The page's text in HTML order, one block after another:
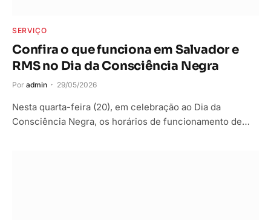
SERVIÇO
Confira o que funciona em Salvador e
RMS no Dia da Consciência Negra
Por admin 29/05/2026
Nesta quarta-feira (20), em celebração ao Dia da
Consciência Negra, os horários de funcionamento de…